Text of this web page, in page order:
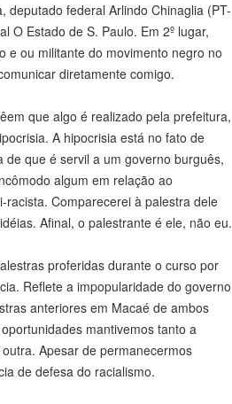
deputado federal Arlindo Chinaglia (PT-
O Estado de S. Paulo. Em 2º lugar,
e ou militante do movimento negro no
diretamente comigo.
que algo é realizado pela prefeitura,
A hipocrisia está no fato de
que é servil a um governo burguês,
algum em relação ao
Comparecerei à palestra dele
Afinal, o palestrante é ele, não eu.
proferidas durante o curso por
Reflete a impopularidade do governo
anteriores em Macaé de ambos
mantivemos tanto a
Apesar de permanecermos
de defesa do racialismo.